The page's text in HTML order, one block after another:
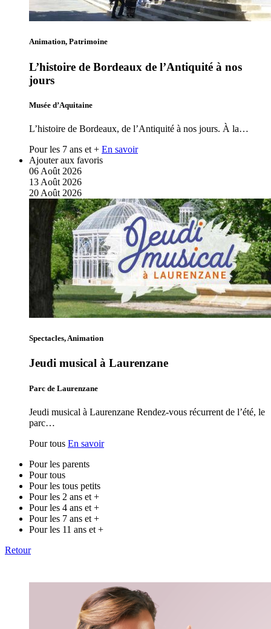
Animation, Patrimoine
L’histoire de Bordeaux de l’Antiquité à nos
jours
Musée d’Aquitaine
L’histoire de Bordeaux, de l’Antiquité à nos jours. À la…
Pour les 7 ans et + En savoir
Ajouter aux favoris
06 Août 2026
13 Août 2026
20 Août 2026
Spectacles, Animation
Jeudi musical à Laurenzane
Parc de Laurenzane
Jeudi musical à Laurenzane Rendez-vous récurrent de l’été, le
parc…
Pour tous En savoir
Pour les parents
Pour tous
Pour les tous petits
Pour les 2 ans et +
Pour les 4 ans et +
Pour les 7 ans et +
Pour les 11 ans et +
Retour